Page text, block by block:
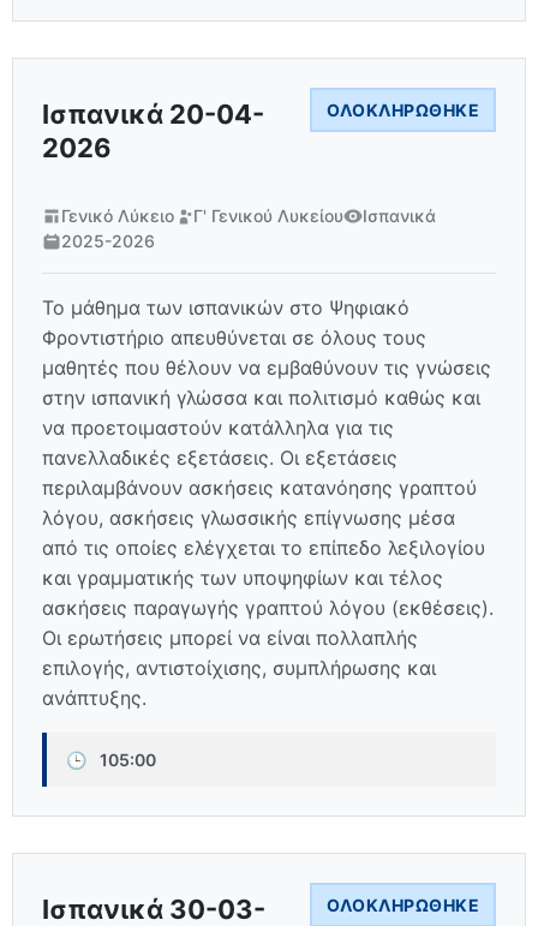
Ισπανικά 20-04-
2026
ΟΛΟΚΛΗΡΏΘΗΚΕ
Γενικό Λύκειο Γ' Γενικού Λυκείου
Ισπανικά
2025-2026
Το μάθημα των ισπανικών στο Ψηφιακό
Φροντιστήριο απευθύνεται σε όλους τους
μαθητές που θέλουν να εμβαθύνουν τις γνώσεις
στην ισπανική γλώσσα και πολιτισμό καθώς και
να προετοιμαστούν κατάλληλα για τις
πανελλαδικές εξετάσεις. Οι εξετάσεις
περιλαμβάνουν ασκήσεις κατανόησης γραπτού
λόγου, ασκήσεις γλωσσικής επίγνωσης μέσα
από τις οποίες ελέγχεται το επίπεδο λεξιλογίου
και γραμματικής των υποψηφίων και τέλος
ασκήσεις παραγωγής γραπτού λόγου (εκθέσεις).
Οι ερωτήσεις μπορεί να είναι πολλαπλής
επιλογής, αντιστοίχισης, συμπλήρωσης και
ανάπτυξης.
🕒 105:00
Ισπανικά 30-03-
ΟΛΟΚΛΗΡΏΘΗΚΕ